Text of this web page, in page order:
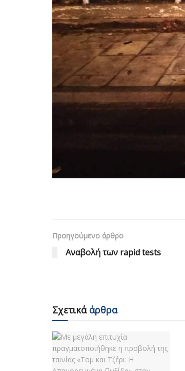
Προηγούμενο άρθρο
Αναβολή των rapid tests
Σχετικάάρθρα